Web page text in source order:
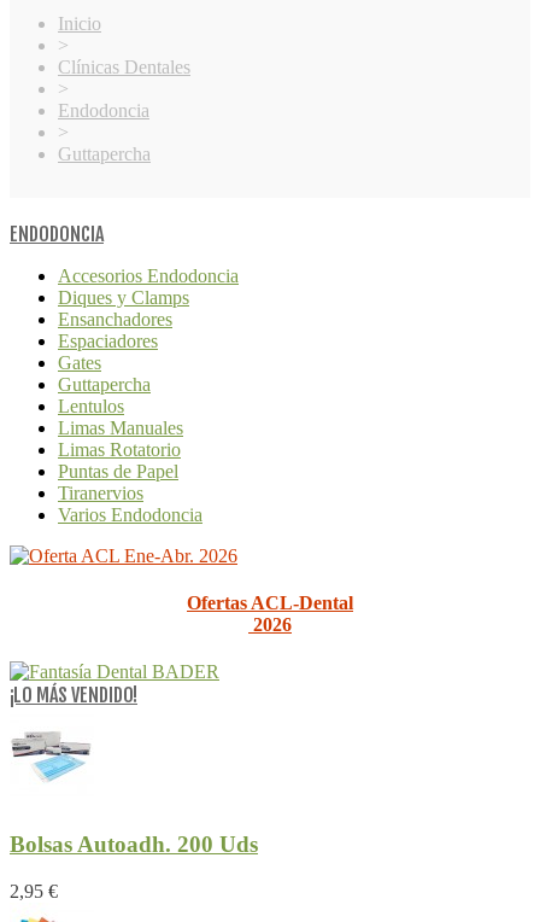
Inicio
>
Clínicas Dentales
>
Endodoncia
>
Guttapercha
ENDODONCIA
Accesorios Endodoncia
Diques y Clamps
Ensanchadores
Espaciadores
Gates
Guttapercha
Lentulos
Limas Manuales
Limas Rotatorio
Puntas de Papel
Tiranervios
Varios Endodoncia
Ofertas ACL-Dental
2026
¡LO MÁS VENDIDO!
Bolsas Autoadh. 200 Uds
2,95 €